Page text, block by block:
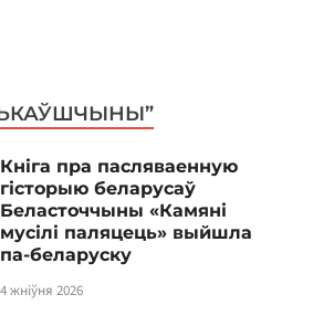
Кніга пра пасляваенную
гісторыю беларусаў
Беласточчыны «Камяні
мусілі паляцець» выйшла
па-беларуску
4 жніўня 2026